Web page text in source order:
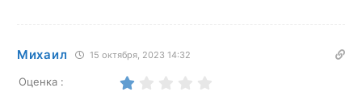
Михаил 15 октября, 2023 14:32
Оценка :